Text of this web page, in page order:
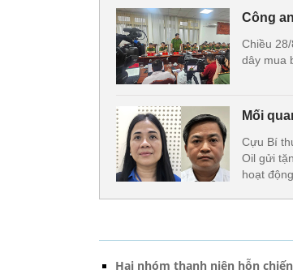
Công
Chiều
dây mua
Mối
Cựu Bí
Oil gửi
hoạt
Hai nhóm thanh niên hỗn